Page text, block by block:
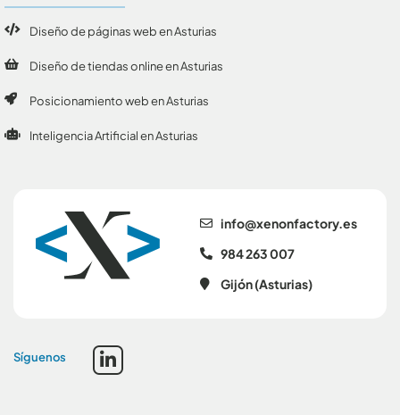
se.yrotcafnonex@ofni
984 263 007
Gijón (Asturias)
Síguenos
Diseño de páginas web en Asturias
Diseño de tiendas online en Asturias
Posicionamiento web en Asturias
Inteligencia Artificial en Asturias